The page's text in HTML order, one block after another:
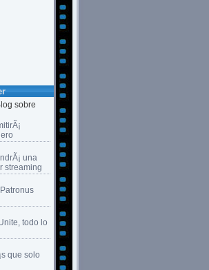
sobre
una
streaming
todo lo
que solo